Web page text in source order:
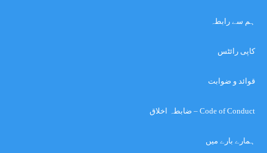
ہم سے رابطہ
کاپی رائٹس
قوائد و ضوابت
Code of Conduct – ضابطہ اخلاق
ہمارے بارے میں